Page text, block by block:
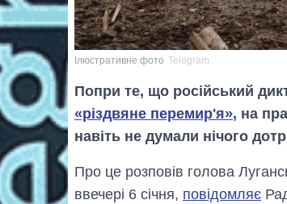
Ілюстративне фото Telegram
Попри те, що російський
«різдвяне перемир'я», на
навіть не думали нічого
Про це розповів голова
ввечері 6 січня, повідомляє